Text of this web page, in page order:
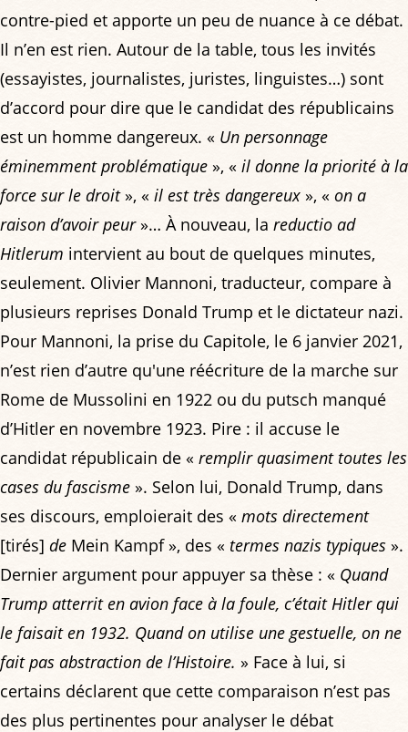
contre-pied et apporte un peu de nuance à ce débat.
Il n’en est rien. Autour de la table, tous les invités
(essayistes, journalistes, juristes, linguistes…) sont
d’accord pour dire que le candidat des républicains
est un homme dangereux. « Un personnage
éminemment problématique », « il donne la priorité à la
force sur le droit», « il est très dangereux », « on a
raison d’avoir peur»… À nouveau, la reductio ad
Hitlerum intervient au bout de quelques minutes,
seulement. Olivier Mannoni, traducteur, compare à
plusieurs reprises Donald Trump et le dictateur nazi.
Pour Mannoni, la prise du Capitole, le 6 janvier 2021,
n’est rien d’autre qu'une réécriture de la marche sur
Rome de Mussolini en 1922 ou du putsch manqué
d’Hitler en novembre 1923. Pire : il accuse le
candidat républicain de « remplir quasiment toutes les
cases du fascisme ». Selon lui, Donald Trump, dans
ses discours, emploierait des « mots directement
[tirés] de Mein Kampf », des « termes nazis typiques ».
Dernier argument pour appuyer sa thèse : « Quand
Trump atterrit en avion face à la foule, c’était Hitler qui
le faisait en 1932. Quand on utilise une gestuelle, on ne
fait pas abstraction de l’Histoire. » Face à lui, si
certains déclarent que cette comparaison n’est pas
des plus pertinentes pour analyser le débat